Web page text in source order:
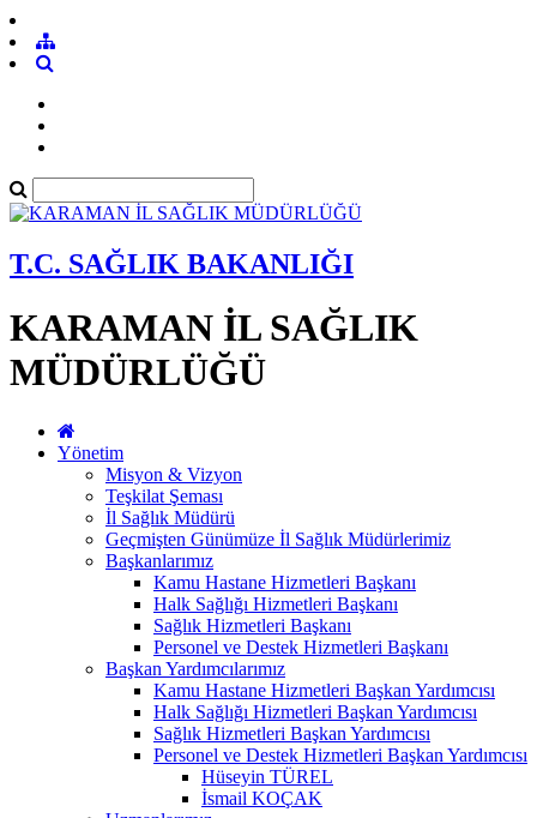
T.C. SAĞLIK BAKANLIĞI
KARAMAN İL SAĞLIK
MÜDÜRLÜĞÜ
Yönetim
Misyon & Vizyon
Teşkilat Şeması
İl Sağlık Müdürü
Geçmişten Günümüze İl Sağlık Müdürlerimiz
Başkanlarımız
Kamu Hastane Hizmetleri Başkanı
Halk Sağlığı Hizmetleri Başkanı
Sağlık Hizmetleri Başkanı
Personel ve Destek Hizmetleri Başkanı
Başkan Yardımcılarımız
Kamu Hastane Hizmetleri Başkan Yardımcısı
Halk Sağlığı Hizmetleri Başkan Yardımcısı
Sağlık Hizmetleri Başkan Yardımcısı
Personel ve Destek Hizmetleri Başkan Yardımcısı
Hüseyin TÜREL
İsmail KOÇAK